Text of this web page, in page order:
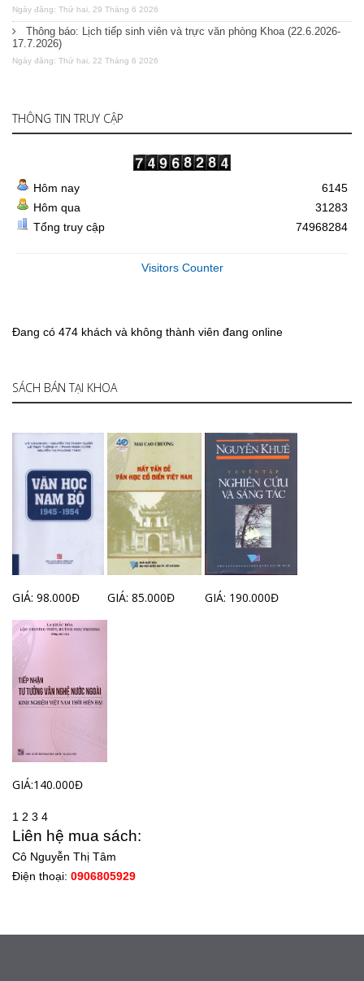
Ngày đăng: Thứ hai, 29 Tháng 6 2026
Thông báo: Lịch tiếp sinh viên và trực văn phòng Khoa (22.6.2026-
17.7.2026)
Ngày đăng: Thứ hai, 22 Tháng 6 2026
THÔNG TIN TRUY CẬP
Hôm nay
Hôm qua
Tổng truy cập
6145
31283
74968284
Visitors Counter
Đang có 474 khách và không thành viên đang online
SÁCH BÁN TẠI KHOA
GIÁ: 98.000Đ GIÁ: 85.000Đ GIÁ: 190.000Đ
GIÁ:140.000Đ
1 2 3 4
Liên hệ mua sách:
Cô Nguyễn Thị Tâm
Điện thoại: 0906805929